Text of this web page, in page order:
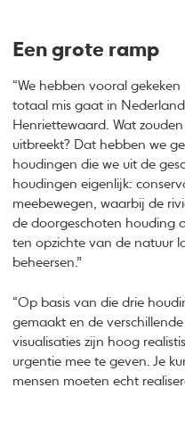
Een grote ramp
“We hebben vooral
totaal mis gaat in
Henriettewaard. Wat
uitbreekt? Dat hebben we
houdingen die we uit de
houdingen eigenlijk:
meebewegen, waarbij de
de doorgeschoten houding
ten opzichte van de natuur
beheersen.”
“Op basis van die drie
gemaakt en de verschillende
visualisaties zijn hoog
urgentie mee te geven. Je
mensen moeten echt